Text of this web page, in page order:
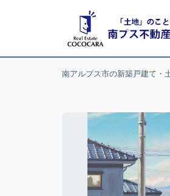
南アルプス市の新築戸建て・